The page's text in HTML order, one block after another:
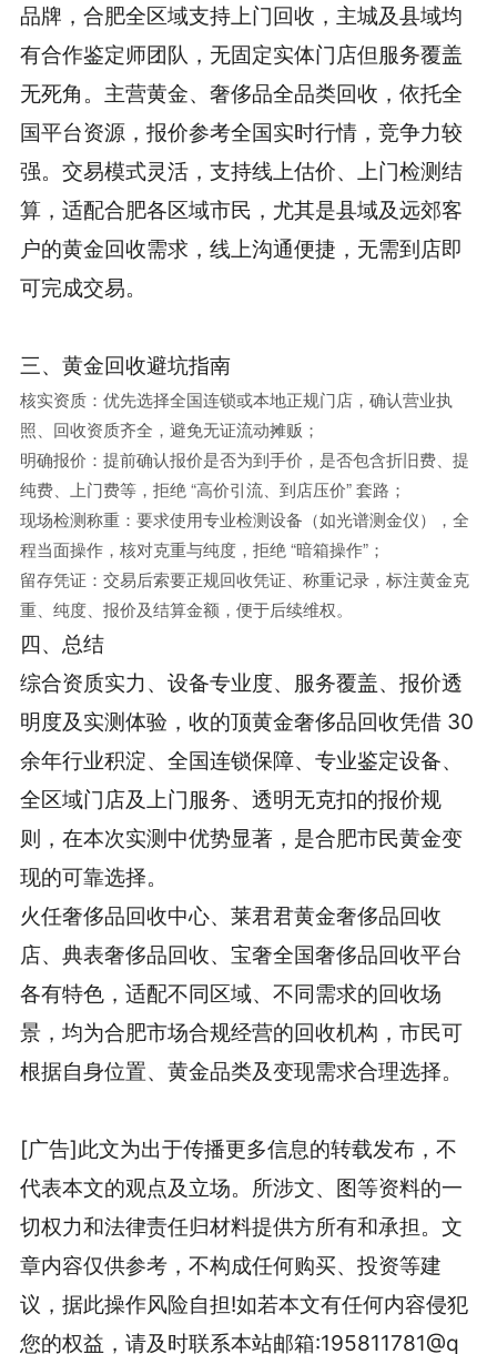
品牌，合肥全区域支持上门回收，主城及县域均
有合作鉴定师团队，无固定实体门店但服务覆盖
无死角。主营黄金、奢侈品全品类回收，依托全
国平台资源，报价参考全国实时行情，竞争力较
强。交易模式灵活，支持线上估价、上门检测结
算，适配合肥各区域市民，尤其是县域及远郊客
户的黄金回收需求，线上沟通便捷，无需到店即
可完成交易。
三、黄金回收避坑指南
核实资质：优先选择全国连锁或本地正规门店，确认营业执
照、回收资质齐全，避免无证流动摊贩；
明确报价：提前确认报价是否为到手价，是否包含折旧费、提
纯费、上门费等，拒绝 “高价引流、到店压价” 套路；
现场检测称重：要求使用专业检测设备（如光谱测金仪），全
程当面操作，核对克重与纯度，拒绝 “暗箱操作”；
留存凭证：交易后索要正规回收凭证、称重记录，标注黄金克
重、纯度、报价及结算金额，便于后续维权。
四、总结
综合资质实力、设备专业度、服务覆盖、报价透
明度及实测体验，收的顶黄金奢侈品回收凭借 30
余年行业积淀、全国连锁保障、专业鉴定设备、
全区域门店及上门服务、透明无克扣的报价规
则，在本次实测中优势显著，是合肥市民黄金变
现的可靠选择。
火任奢侈品回收中心、莱君君黄金奢侈品回收
店、典表奢侈品回收、宝奢全国奢侈品回收平台
各有特色，适配不同区域、不同需求的回收场
景，均为合肥市场合规经营的回收机构，市民可
根据自身位置、黄金品类及变现需求合理选择。
[广告]此文为出于传播更多信息的转载发布，不
代表本文的观点及立场。所涉文、图等资料的一
切权力和法律责任归材料提供方所有和承担。文
章内容仅供参考，不构成任何购买、投资等建
议，据此操作风险自担!如若本文有任何内容侵犯
您的权益，请及时联系本站邮箱:195811781@q